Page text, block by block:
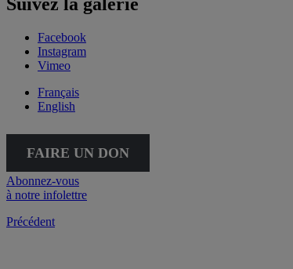
Facebook
Instagram
Vimeo
Français
English
FAIRE UN DON
Abonnez-vous
à notre infolettre
Précédent